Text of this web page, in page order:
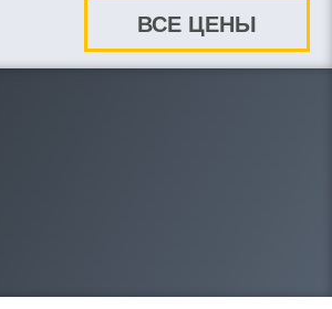
ВСЕ ЦЕНЫ